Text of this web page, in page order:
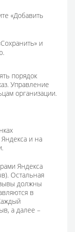
«Добавить
и
порядок
Управление
организации.
и на
Яндекса
Остальная
должны
в
а далее –